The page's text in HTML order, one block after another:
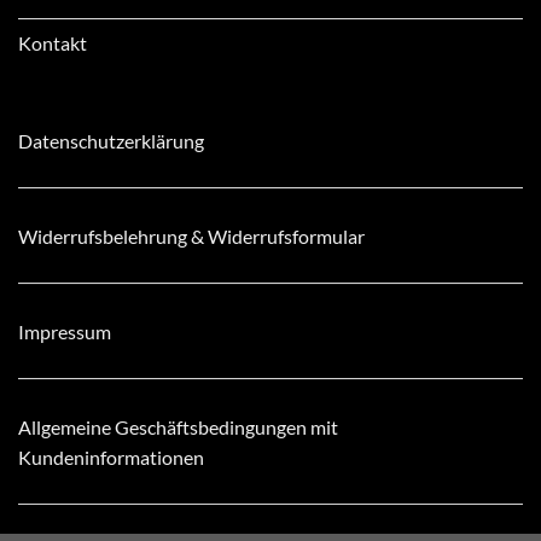
Kontakt
Datenschutzerklärung
Widerrufsbelehrung & Widerrufsformular
Impressum
Allgemeine Geschäftsbedingungen mit
Kundeninformationen